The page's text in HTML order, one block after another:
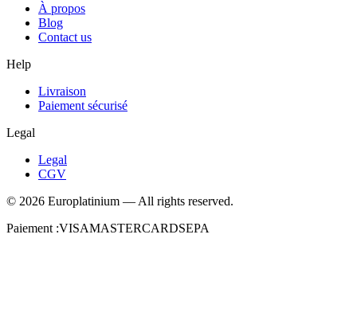
À propos
Blog
Contact us
Help
Livraison
Paiement sécurisé
Legal
Legal
CGV
© 2026 Europlatinium — All rights reserved.
Paiement :VISAMASTERCARDSEPA